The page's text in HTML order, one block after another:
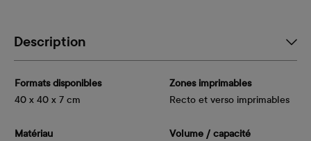
Description
Formats disponibles
40 x 40 x 7 cm
Matériau
Zones imprimables
Recto et verso imprimables
Volume / capacité